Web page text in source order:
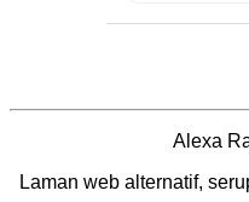
Alexa
Laman web alternatif,